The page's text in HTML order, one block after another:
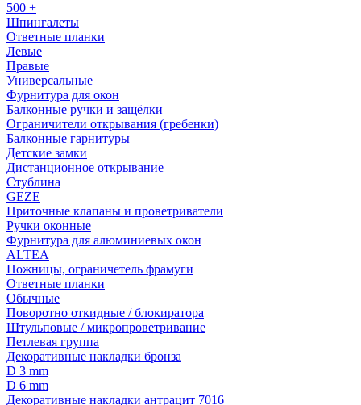
500 +
Шпингалеты
Ответные планки
Левые
Правые
Универсальные
Фурнитура для окон
Балконные ручки и защёлки
Ограничители открывания (гребенки)
Балконные гарнитуры
Детские замки
Дистанционное открывание
Стублина
GEZE
Приточные клапаны и проветриватели
Ручки оконные
Фурнитура для алюминиевых окон
ALTEA
Ножницы, ограничетель фрамуги
Ответные планки
Обычные
Поворотно откидные / блокиратора
Штульповые / микропроветривание
Петлевая группа
Декоративные накладки бронза
D 3 mm
D 6 mm
Декоративные накладки антрацит 7016